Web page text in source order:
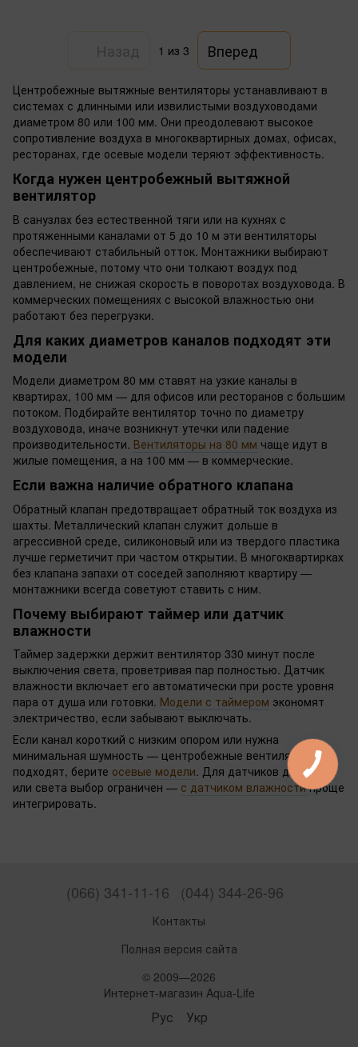
1 из 3 Вперед
Центробежные вытяжные вентиляторы устанавливают в
системах с длинными или извилистыми воздуховодами
диаметром 80 или 100 мм. Они преодолевают высокое
сопротивление воздуха в многоквартирных домах, офисах,
ресторанах, где осевые модели теряют эффективность.
Когда нужен центробежный вытяжной
вентилятор
В санузлах без естественной тяги или на кухнях с
протяженными каналами от 5 до 10 м эти вентиляторы
обеспечивают стабильный отток. Монтажники выбирают
центробежные, потому что они толкают воздух под
давлением, не снижая скорость в поворотах воздуховода. В
коммерческих помещениях с высокой влажностью они
работают без перегрузки.
Для каких диаметров каналов подходят эти
модели
Модели диаметром 80 мм ставят на узкие каналы в
квартирах, 100 мм — для офисов или ресторанов с большим
потоком. Подбирайте вентилятор точно по диаметру
воздуховода, иначе возникнут утечки или падение
производительности. Вентиляторы на 80 мм чаще идут в
жилые помещения, а на 100 мм — в коммерческие.
Если важна наличие обратного клапана
Обратный клапан предотвращает обратный ток воздуха из
шахты. Металлический клапан служит дольше в
агрессивной среде, силиконовый или из твердого пластика
лучше герметичит при частом открытии. В многоквартирках
без клапана запахи от соседей заполняют квартиру —
монтажники всегда советуют ставить с ним.
Почему выбирают таймер или датчик
влажности
Таймер задержки держит вентилятор 330 минут после
выключения света, проветривая пар полностью. Датчик
влажности включает его автоматически при росте уровня
пара от душа или готовки. Модели с таймером экономят
электричество, если забывают выключать.
Если канал короткий с низким опором или нужна
минимальная шумность — центробежные вентиляторы не
подходят, берите осевые модели. Для датчиков движения
или света выбор ограничен — с датчиком влажностипроще
интегрировать.
(066) 341-11-16 (044) 344-26-96
Контакты
Полная версия сайта
© 2009—2026
Интернет-магазин Aqua-Life
Рус Укр